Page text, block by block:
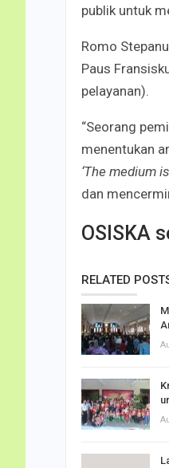
publik untuk
Romo
Paus
pelayanan).
“Seorang
menentukan
‘The medium
dan
OSISKA
RELATED